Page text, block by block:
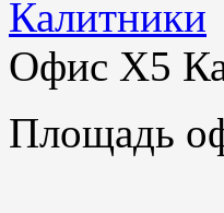
Офис X5
Площадь